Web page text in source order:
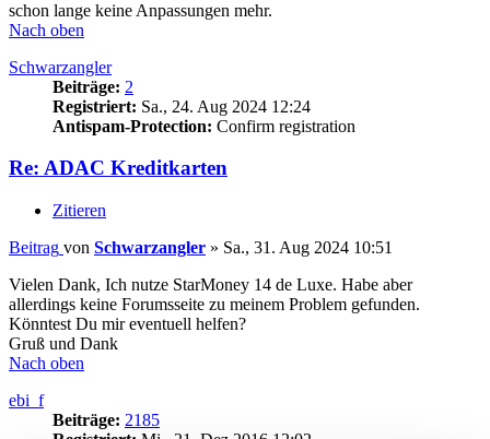
schon lange keine Anpassungen mehr.
Nach oben
Schwarzangler
Beiträge: 2
Registriert: Sa., 24. Aug 2024 12:24
Antispam-Protection: Confirm registration
Re: ADAC Kreditkarten
Zitieren
Beitrag von Schwarzangler » Sa., 31. Aug 2024 10:51
Vielen Dank, Ich nutze StarMoney 14 de Luxe. Habe aber
allerdings keine Forumsseite zu meinem Problem gefunden.
Könntest Du mir eventuell helfen?
Gruß und Dank
Nach oben
ebi_f
Beiträge: 2185